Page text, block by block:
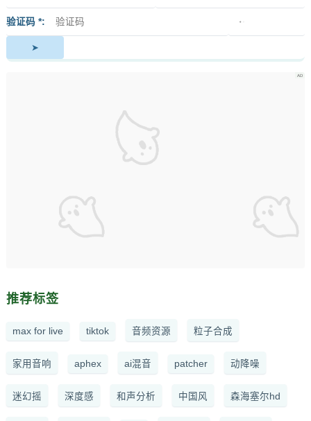
签
验证码 *
推荐标签
max for live tiktok 音频资源 粒子合成
家用音响 aphex ai混音 patcher 动降噪
迷幻摇 深度感 和声分析 中国风 森海塞尔hd